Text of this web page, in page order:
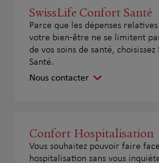
SwissLife Confort Santé
Parce que les dépenses
votre bien-être ne se limitent
de vos soins de santé,
Santé.
Nous contacter
Confort Hospitalisation
Vous souhaitez pouvoir faire
hospitalisation sans vous